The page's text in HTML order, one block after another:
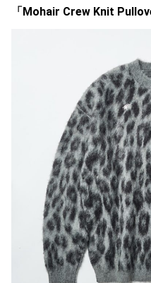
「 Mohair Crew Knit